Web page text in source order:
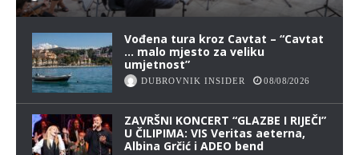
Vođena tura kroz Cavtat – “Cavtat
… malo mjesto za veliku
umjetnost”
DUBROVNIK INSIDER 08/08/2026
ZAVRŠNI KONCERT “GLAZBE I RIJEČI”
U ČILIPIMA: VIS Veritas aeterna,
Albina Grčić i ADEO bend